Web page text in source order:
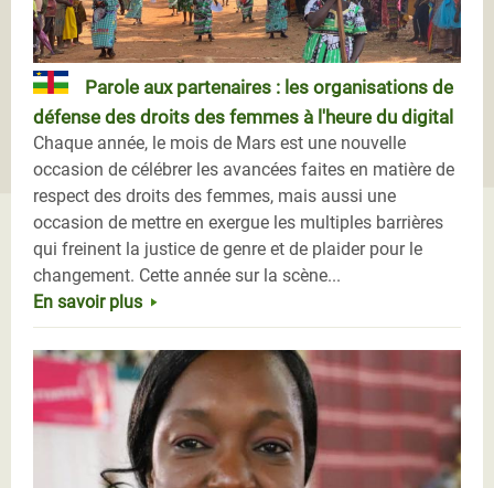
Parole aux partenaires : les organisations de
défense des droits des femmes à l'heure du digital
Chaque année, le mois de Mars est une nouvelle
occasion de célébrer les avancées faites en matière de
respect des droits des femmes, mais aussi une
occasion de mettre en exergue les multiples barrières
qui freinent la justice de genre et de plaider pour le
changement. Cette année sur la scène...
En savoir plus